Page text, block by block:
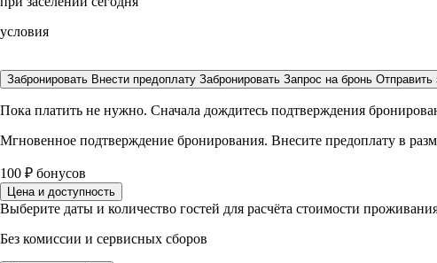
условия
Забронировать Внести предоплату Забронировать Запрос на бронь Отправить
Пока платить не нужно. Сначала дождитесь подтверждения
Мгновенное подтверждение бронирования. Внесите предоплату в
100 ₽ бонусов
Цена и доступность
Выберите даты и количество гостей для расчёта стоимости
Без комиссии и сервисных сборов